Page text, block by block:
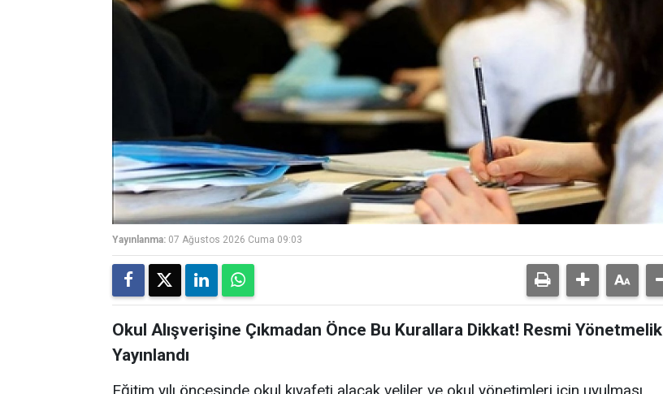
Yayınlanma: 07 Ağustos 2026 Cuma 09:03
Okul Alışverişine Çıkmadan Önce Bu Kurallara Dikkat! Resmi Yönetmelik
Yayınlandı
Eğitim yılı öncesinde okul kıyafeti alacak veliler ve okul yönetimleri için uyulması